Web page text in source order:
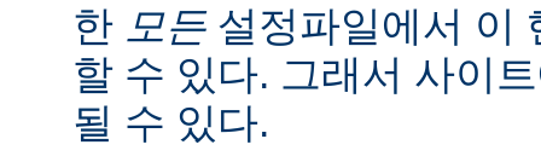
한 모든설정파일에서 이
할 수 있다. 그래서 사이
될 수 있다.